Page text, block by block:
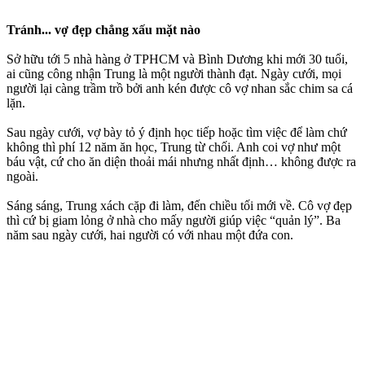
Tránh... vợ đẹp chẳng xấu mặt nào
Sở hữu tới 5 nhà hàng ở TPHCM và Bình Dương khi mới 30 tuổi,
ai cũng công nhận Trung là một người thành đạt. Ngày cưới, mọi
người lại càng trầm trồ bởi anh kén được cô vợ nhan sắc chim sa cá
lặn.
Sau ngày cưới, vợ bày tỏ ý định học tiếp hoặc tìm việc để làm chứ
không thì phí 12 năm ăn học, Trung từ chối. Anh coi vợ như một
báu vật, cứ cho ăn diện thoải mái nhưng nhất định… không được ra
ngoài.
Sáng sáng, Trung xách cặp đi làm, đến chiều tối mới về. Cô vợ đẹp
thì cứ bị giam lỏng ở nhà cho mấy người giúp việc “quản lý”. Ba
năm sau ngày cưới, hai người có với nhau một đứa con.